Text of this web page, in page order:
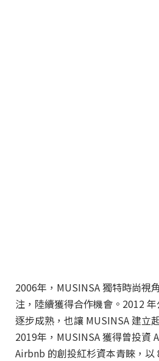
2006年，MUSINSA 獨特時尚視
注，陸續獲得合作機會。2012
逐步成熟，也讓 MUSINSA 建立
2019年，MUSINSA 獲得曾投資
Airbnb 的創投紅杉資本青睞，以